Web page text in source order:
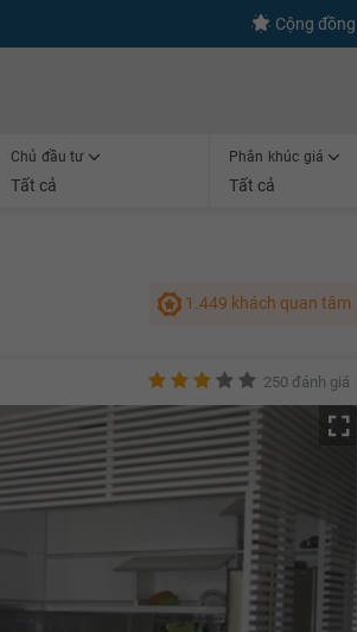
Cộng
Chủ đầu tư
Tất cả
Phân khúc giá
Tất cả
1.449 khách quan tâm
250 đánh giá